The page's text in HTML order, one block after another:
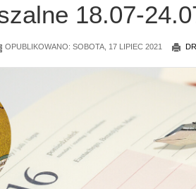
18.07-
OPUBLIKOWANO: SOBOTA, 17 LIPIEC 2021